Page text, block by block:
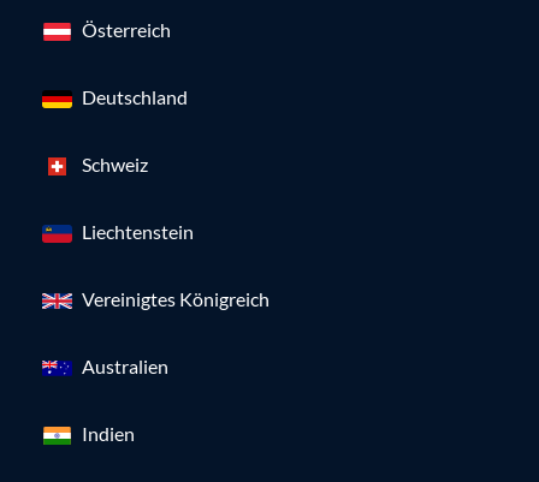
Österreich
Deutschland
Schweiz
Liechtenstein
Vereinigtes Königreich
Australien
Indien